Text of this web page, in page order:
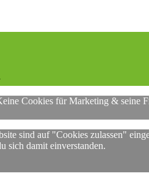
Cookies für Marketing & seine
sind auf "Cookies zulassen"
sich damit einverstanden.